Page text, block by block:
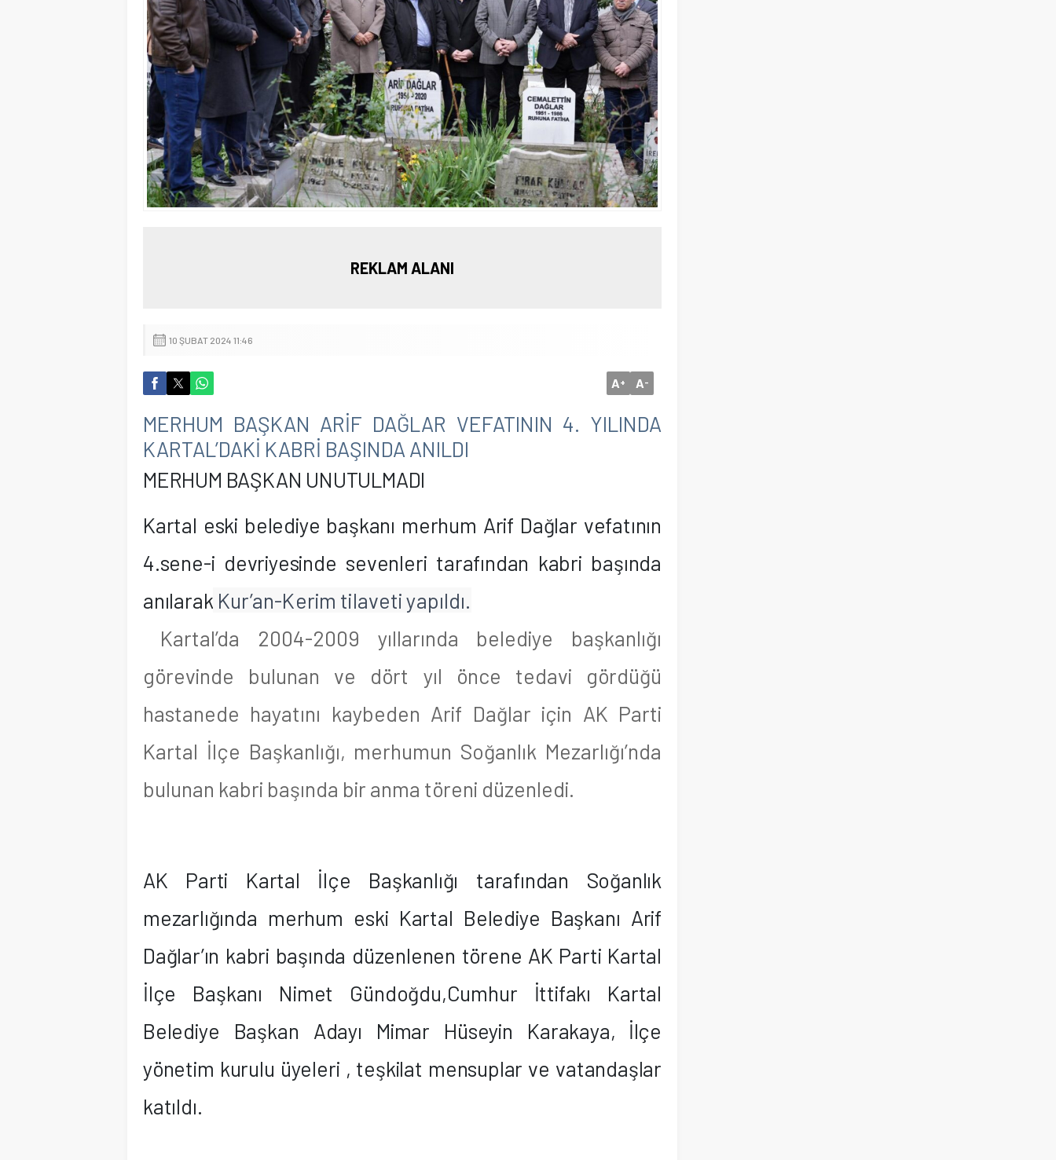
REKLAM ALANI
10 ŞUBAT 2024 11:46
A+ A-
MERHUM BAŞKAN ARİF DAĞLAR VEFATININ 4. YILINDA
KARTAL’DAKİ KABRİ BAŞINDA ANILDI
MERHUM BAŞKAN UNUTULMADI
Kartal eski belediye başkanı merhum Arif Dağlar vefatının
4.sene-i devriyesinde sevenleri tarafından kabri başında
anılarak Kur’an-Kerim tilaveti yapıldı.
Kartal’da 2004-2009 yıllarında belediye başkanlığı
görevinde bulunan ve dört yıl önce tedavi gördüğü
hastanede hayatını kaybeden Arif Dağlar için AK Parti
Kartal İlçe Başkanlığı, merhumun Soğanlık Mezarlığı’nda
bulunan kabri başında bir anma töreni düzenledi.
AK Parti Kartal İlçe Başkanlığı tarafından Soğanlık
mezarlığında merhum eski Kartal Belediye Başkanı Arif
Dağlar’ın kabri başında düzenlenen törene AK Parti Kartal
İlçe Başkanı Nimet Gündoğdu,Cumhur İttifakı Kartal
Belediye Başkan Adayı Mimar Hüseyin Karakaya,
İlçe
yönetim kurulu üyeleri , teşkilat mensuplar ve vatandaşlar
katıldı.